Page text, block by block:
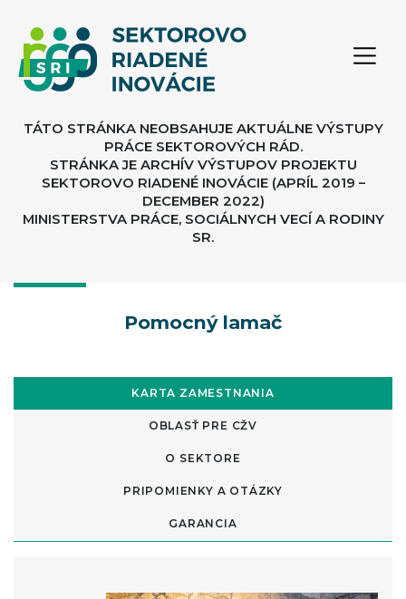
TÁTO STRÁNKA NEOBSAHUJE AKTUÁLNE VÝSTUPY
PRÁCE SEKTOROVÝCH RÁD.
STRÁNKA JE ARCHÍV VÝSTUPOV PROJEKTU
SEKTOROVO RIADENÉ INOVÁCIE (APRÍL 2019 –
DECEMBER 2022)
MINISTERSTVA PRÁCE, SOCIÁLNYCH VECÍ A RODINY
SR.
Pomocný lamač
KARTA ZAMESTNANIA
OBLASŤ PRE CŽV
O SEKTORE
PRIPOMIENKY A OTÁZKY
GARANCIA